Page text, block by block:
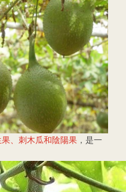
、刺木瓜和陰陽果 ，是一